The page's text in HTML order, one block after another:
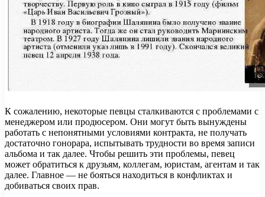
К сожалению, некоторые певцы сталкиваются с проблемами с
менеджером или продюсером. Они могут быть вынуждены
работать с непонятными условиями контракта, не получать
достаточно гонорара, испытывать трудности во время записи
альбома и так далее. Чтобы решить эти проблемы, певец
может обратиться к друзьям, коллегам, юристам, агентам и так
далее. Главное — не бояться находиться в конфликтах и
добиваться своих прав.